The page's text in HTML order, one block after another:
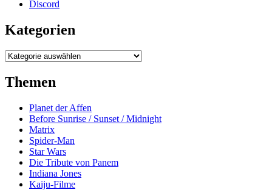
Discord
Kategorien
Kategorien
Themen
Planet der Affen
Before Sunrise / Sunset / Midnight
Matrix
Spider-Man
Star Wars
Die Tribute von Panem
Indiana Jones
Kaiju-Filme